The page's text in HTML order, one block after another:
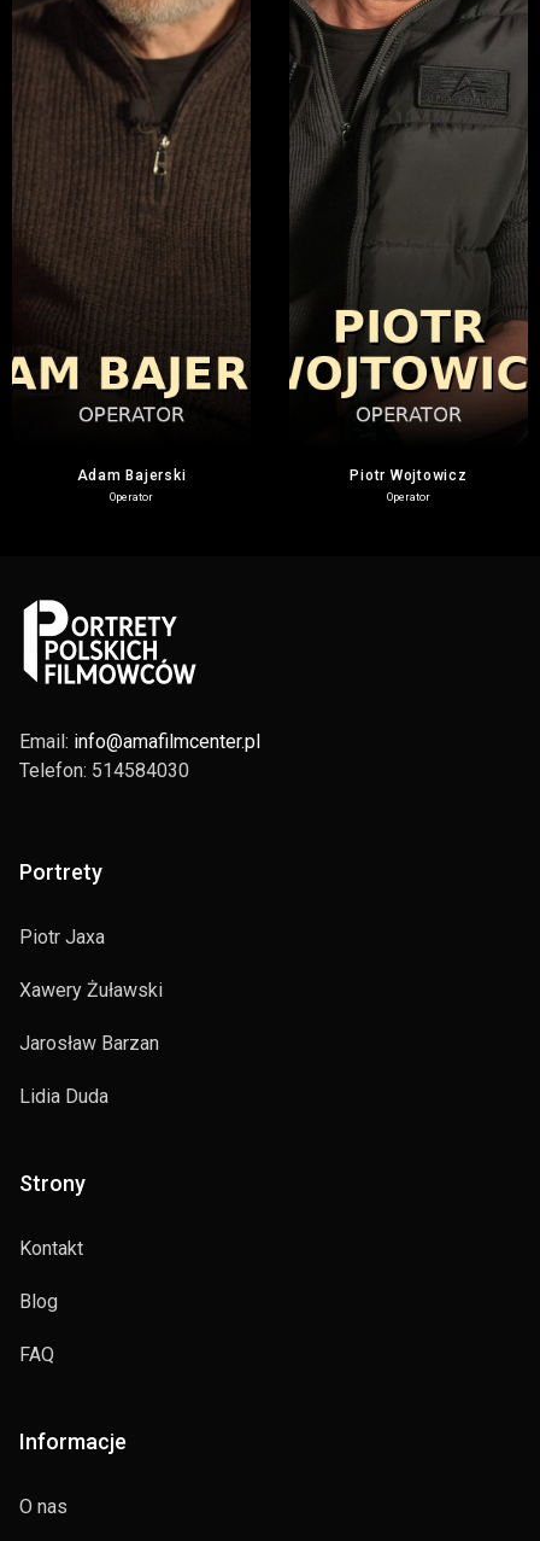
Adam Bajerski
Operator
Piotr Wojtowicz
Operator
Email: info@amafilmcenter.pl
Telefon: 514584030
Portrety
Piotr Jaxa
Xawery Żuławski
Jarosław Barzan
Lidia Duda
Strony
Kontakt
Blog
FAQ
Informacje
O nas